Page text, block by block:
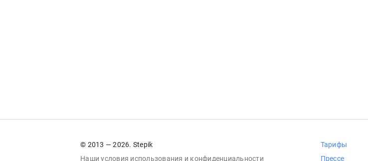
© 2013 — 2026. Stepik
Наши условия использования и конфиденциальности
Тарифы
Прессе